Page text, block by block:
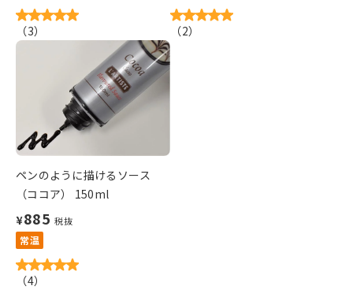
（3） （2）
ペンのように描けるソース
（ココア） 150ml
¥885 税抜
常温
（4）